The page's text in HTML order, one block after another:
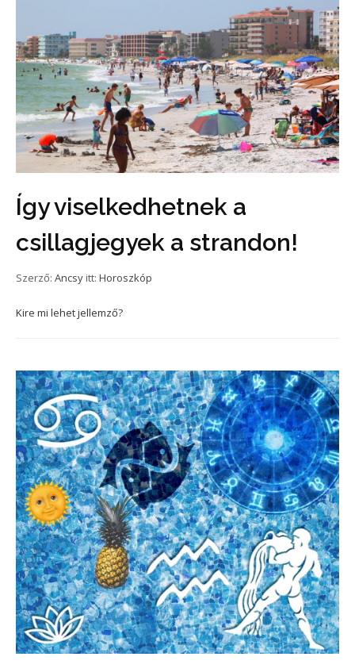
Így viselkedhetnek a
csillagjegyek a strandon!
Szerző: Ancsy itt: Horoszkóp
Kire mi lehet jellemző?